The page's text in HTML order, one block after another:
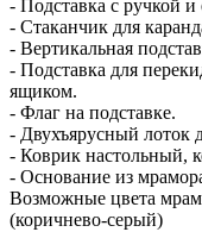
- Подставка с ручкой
- Стаканчик для
- Вертикальная
- Подставка для
ящиком.
- Флаг на подставке.
- Двухъярусный лоток
- Коврик настольный,
- Основание из
Возможные цвета
(коричнево-серый)